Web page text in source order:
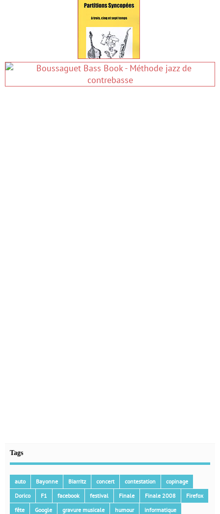
Tags
auto Bayonne Biarritz concert contestation
copinage
Dorico
F1 facebook festival Finale Finale 2008
Firefox
fête
Google gravure musicale humour
informatique